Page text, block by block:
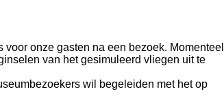
onze gasten na een bezoek. Momenteel
van het gesimuleerd vliegen uit te
wil begeleiden met het op